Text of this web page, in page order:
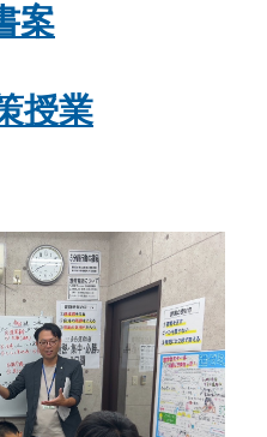
案
授業